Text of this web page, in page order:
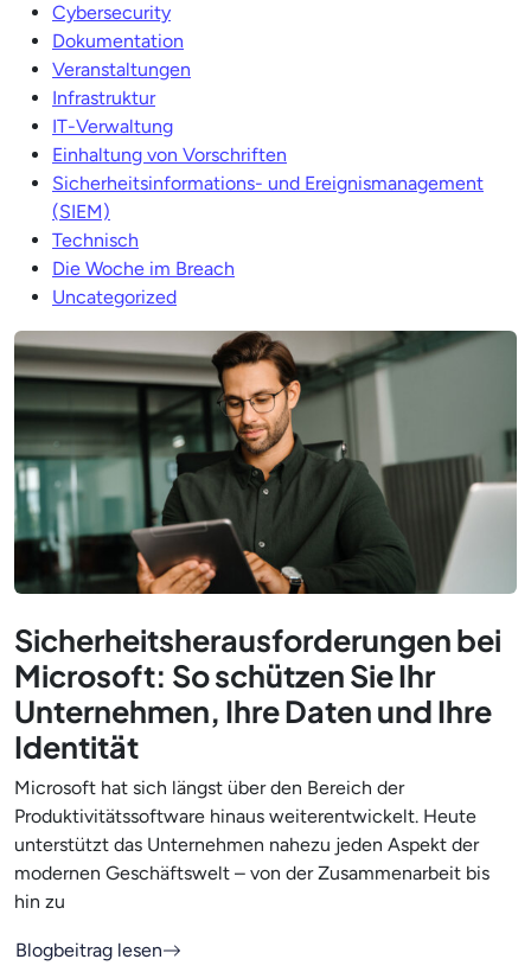
Cybersecurity
Dokumentation
Veranstaltungen
Infrastruktur
IT-Verwaltung
Einhaltung von Vorschriften
Sicherheitsinformations- und Ereignismanagement
(SIEM)
Technisch
Die Woche im Breach
Uncategorized
Sicherheitsherausforderungen bei
Microsoft: So schützen Sie Ihr
Unternehmen, Ihre Daten und Ihre
Identität
Microsoft hat sich längst über den Bereich der
Produktivitätssoftware hinaus weiterentwickelt. Heute
unterstützt das Unternehmen nahezu jeden Aspekt der
modernen Geschäftswelt – von der Zusammenarbeit bis
hin zu
Blogbeitrag lesen